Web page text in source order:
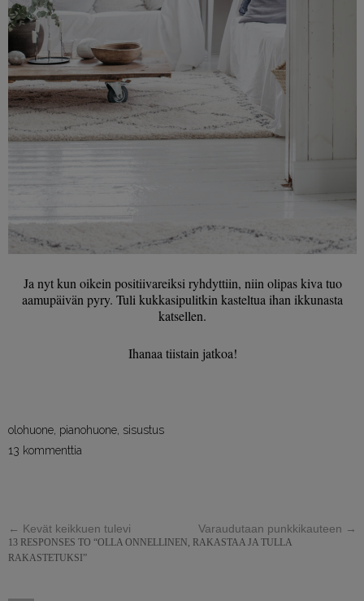
Ja nyt kun oikein positiivareiksi ryhdyttiin, niin olipas kiva tuo
aamupäivän pyry. Tuli kukkasipulitkin kasteltua ihan ikkunasta
katsellen.
Ihanaa tiistain jatkoa!
olohuone pianohuone sisustus
13 kommenttia
← Kevät keikkuen tulevi Varaudutaan punkkikauteen →
13 RESPONSES TO “OLLA ONNELLINEN, RAKASTAA JA TULLA
RAKASTETUKSI”